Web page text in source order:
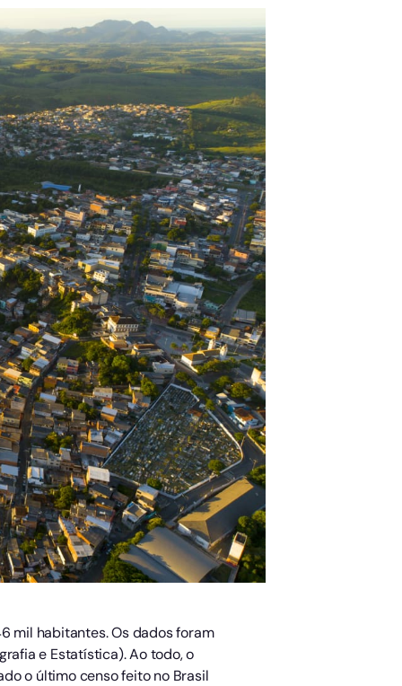
mil habitantes. Os dados foram
e Estatística). Ao todo, o
o último censo feito no Brasil